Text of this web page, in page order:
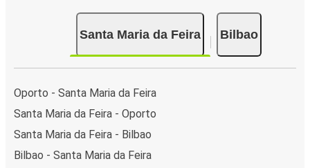
Santa Maria da Feira Bilbao
Oporto - Santa Maria da Feira
Santa Maria da Feira - Oporto
Santa Maria da Feira - Bilbao
Bilbao - Santa Maria da Feira